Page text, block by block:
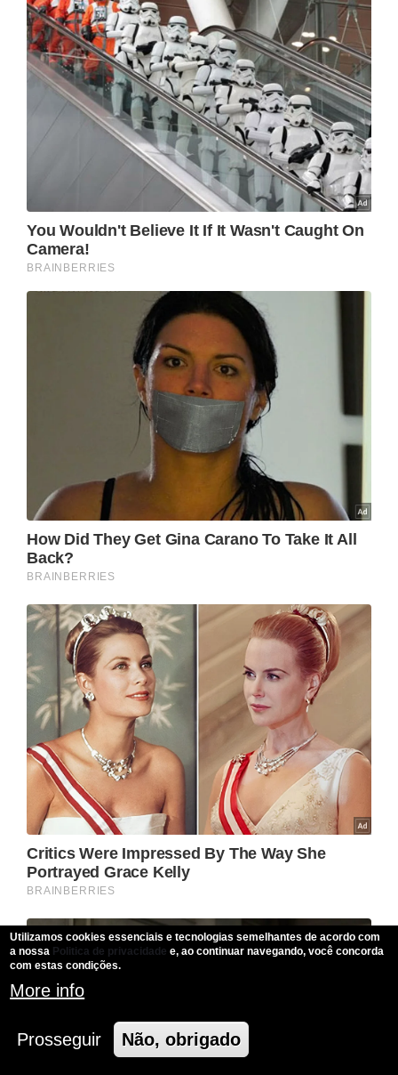
Utilizamos cookies essenciais e tecnologias semelhantes de acordo com
a nossa Politica de privacidade e, ao continuar navegando, você concorda
com estas condições.
More info
Prosseguir Não, obrigado